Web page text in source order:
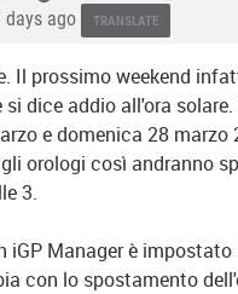
days ago
TRANSLATE
Il prossimo weekend
si dice addio all'ora
e domenica 28 marzo
orologi così andranno
3.
iGP Manager è impostato
con lo spostamento